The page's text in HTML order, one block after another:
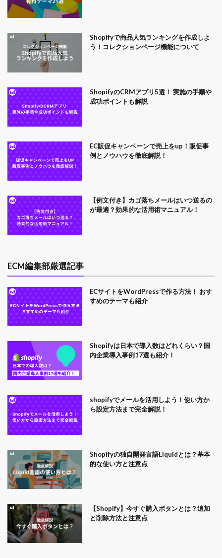
Shopifyで商品人気ランキングを作成しよ
う！コレクションページ機能について
ShopifyのCRMアプリ5選！ 実施の手順や
成功ポイントも解説
EC販促キャンペーンで売上をup！販促事
例とノウハウを徹底解説！
【例文付き】カゴ落ちメールはいつ送るの
が最適？効果的な活用術マニュアル！
ECM編集部厳選記事
ECサイトをWordPressで作る方法！ おす
すめのテーマも紹介
Shopifyは日本で導入数はどれくらい？国
内企業導入事例17選も紹介！
shopifyでメールを活用しよう！使い方か
ら設定方法まで完全解説！
Shopifyの独自開発言語Liquidとは？基本
的な使い方と注意点
【Shopify】今すぐ購入ボタンとは？追加
と削除方法と注意点